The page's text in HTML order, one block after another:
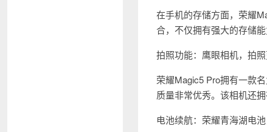
在手机的存储方面，荣耀
合，不仅拥有强大的存储
拍照功能：鹰眼相机，拍
荣耀Magic5 Pro拥有一款
质量非常优秀。该相机还
电池续航：荣耀青海湖电